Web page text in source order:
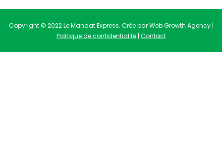
Copyright © 2022 Le Mandat Express. Crée par Web Growth Agency |
Politique de confidentialité| Contact